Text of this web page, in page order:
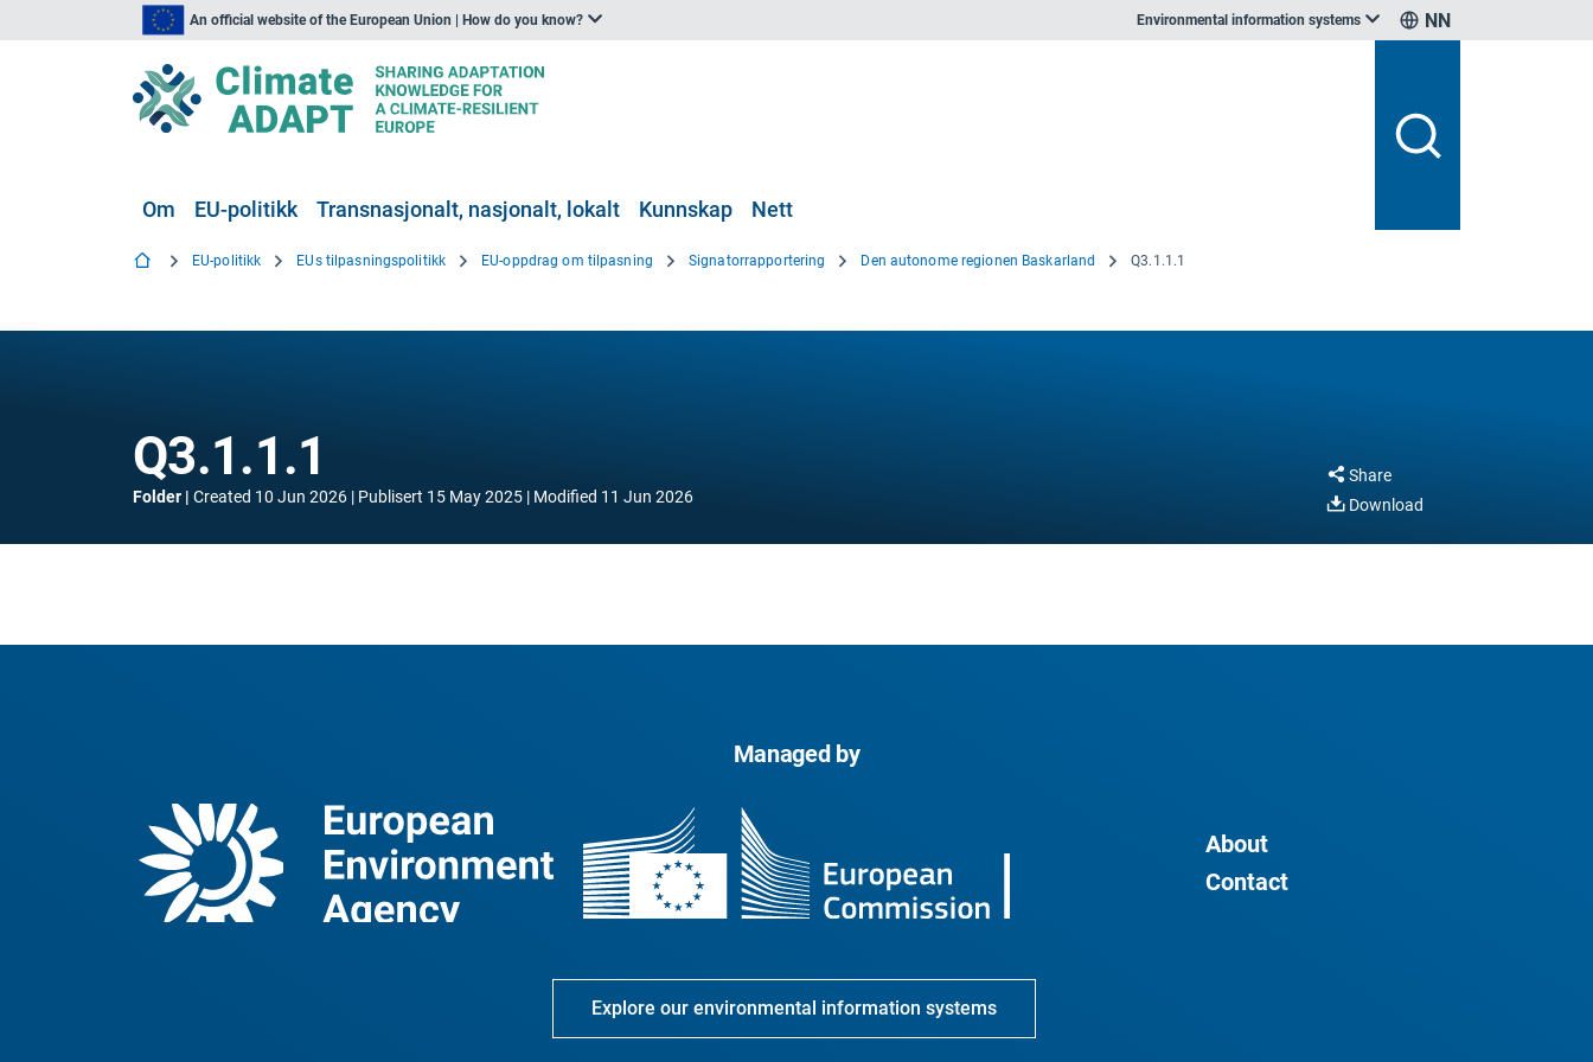
An official website of the European Union | How do you know? Environmental information systems NN
Om EU-politikk Transnasjonalt, nasjonalt, lokalt Kunnskap Nett
EU-politikk EUs tilpasningspolitikk EU-oppdrag om tilpasning Signatorrapportering Den autonome regionen Baskarland Q3.1.1.1
Q3.1.1.1
Folder Created 10 Jun 2026 Publisert 15 May 2025 Modified 11 Jun 2026
Share
Download
Managed by
About
Contact
Explore our environmental information systems